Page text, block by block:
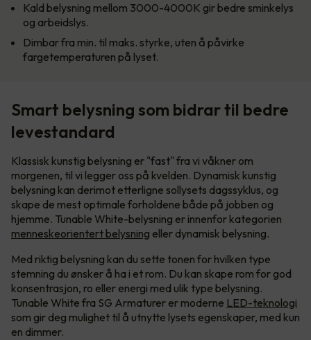
Kald belysning mellom 3000-4000K gir bedre sminkelys
og arbeidslys.
Dimbar fra min. til maks. styrke, uten å påvirke
fargetemperaturen på lyset.
Smart belysning som bidrar til bedre
levestandard
Klassisk kunstig belysning er "fast" fra vi våkner om
morgenen, til vi legger oss på kvelden. Dynamisk kunstig
belysning kan derimot etterligne sollysets dagssyklus, og
skape de mest optimale forholdene både på jobben og
hjemme. Tunable White-belysning er innenfor kategorien
menneskeorientert belysning eller dynamisk belysning.
Med riktig belysning kan du sette tonen for hvilken type
stemning du ønsker å ha i et rom. Du kan skape rom for god
konsentrasjon, ro eller energi med ulik type belysning.
Tunable White fra SG Armaturer er moderne LED-teknologi
som gir deg mulighet til å utnytte lysets egenskaper, med kun
en dimmer.